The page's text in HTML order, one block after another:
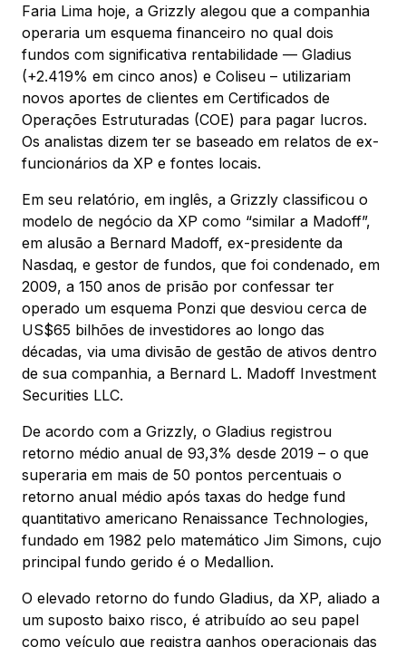
Faria Lima hoje, a Grizzly alegou que a companhia
operaria um esquema financeiro no qual dois
fundos com significativa rentabilidade — Gladius
(+2.419% em cinco anos) e Coliseu – utilizariam
novos aportes de clientes em Certificados de
Operações Estruturadas (COE) para pagar lucros.
Os analistas dizem ter se baseado em relatos de ex-
funcionários da XP e fontes locais.
Em seu relatório, em inglês, a Grizzly classificou o
modelo de negócio da XP como “similar a Madoff”,
em alusão a Bernard Madoff, ex-presidente da
Nasdaq, e gestor de fundos, que foi condenado, em
2009, a 150 anos de prisão por confessar ter
operado um esquema Ponzi que desviou cerca de
US$65 bilhões de investidores ao longo das
décadas, via uma divisão de gestão de ativos dentro
de sua companhia, a Bernard L. Madoff Investment
Securities LLC.
De acordo com a Grizzly, o Gladius registrou
retorno médio anual de 93,3% desde 2019 – o que
superaria em mais de 50 pontos percentuais o
retorno anual médio após taxas do hedge fund
quantitativo americano Renaissance Technologies,
fundado em 1982 pelo matemático Jim Simons, cujo
principal fundo gerido é o Medallion.
O elevado retorno do fundo Gladius, da XP, aliado a
um suposto baixo risco, é atribuído ao seu papel
como veículo que registra ganhos operacionais das